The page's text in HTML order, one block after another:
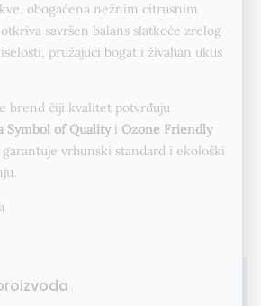
obogaćena nežnim citrusnim
savršen balans slatkoće zrelog
pružajući bogat i živahan ukus
brend čiji kvalitet potvrđuju
Symbol of Qualityi Ozone Friendly
garantuje vrhunski standard i ekološki